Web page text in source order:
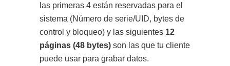
las primeras 4 están reservadas para el
sistema (Número de serie/UID, bytes de
control y bloqueo) y las siguientes 12
páginas (48 bytes)son las que tu cliente
puede usar para grabar datos.